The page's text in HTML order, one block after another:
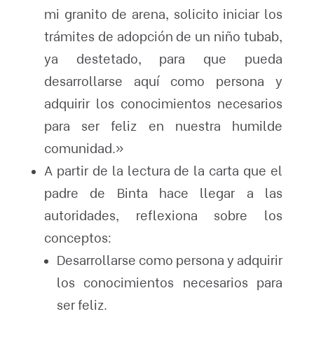
mi granito de arena, solicito iniciar los
trámites de adopción de un niño tubab,
ya destetado, para que pueda
desarrollarse aquí como persona y
adquirir los conocimientos necesarios
para ser feliz en nuestra humilde
comunidad.»
A partir de la lectura de la carta que el
padre de Binta hace llegar a las
autoridades, reflexiona sobre los
conceptos:
Desarrollarse como persona y adquirir
los conocimientos necesarios para
ser feliz.